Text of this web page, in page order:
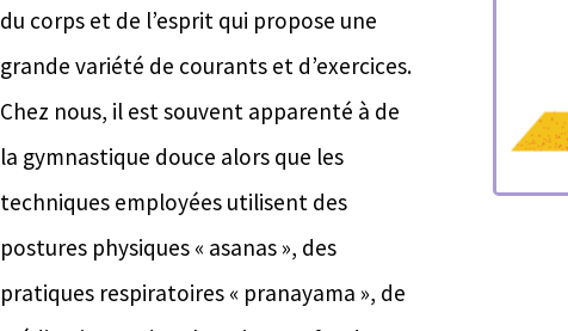
du corps et de l’esprit qui propose une
grande variété de courants et d’exercices.
Chez nous, il est souvent apparenté à de
la gymnastique douce alors que les
techniques employées utilisent des
postures physiques « asanas », des
pratiques respiratoires « pranayama », de